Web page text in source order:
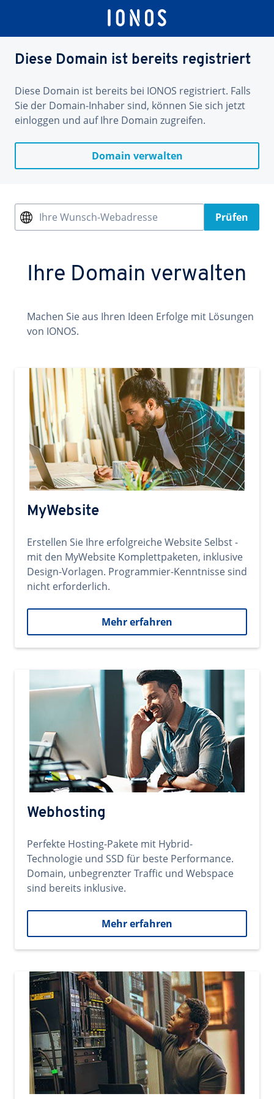
Diese Domain ist bereits registriert
Diese Domain ist bereits bei IONOS registriert. Falls
Sie der Domain-Inhaber sind, können Sie sich jetzt
einloggen und auf Ihre Domain zugreifen.
Domain verwalten
Ihre Wunsch-Webadresse Prüfen
Ihre Domain verwalten
Machen Sie aus Ihren Ideen Erfolge mit Lösungen
von IONOS.
MyWebsite
Erstellen Sie Ihre erfolgreiche Website Selbst -
mit den MyWebsite Komplettpaketen, inklusive
Design-Vorlagen. Programmier-Kenntnisse sind
nicht erforderlich.
Mehr erfahren
Webhosting
Perfekte Hosting-Pakete mit Hybrid-
Technologie und SSD für beste Performance.
Domain, unbegrenzter Traffic und Webspace
sind bereits inklusive.
Mehr erfahren